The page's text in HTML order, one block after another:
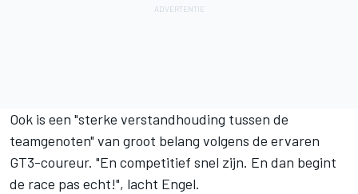
Ook is een "sterke verstandhouding tussen de
teamgenoten" van groot belang volgens de ervaren
GT3-coureur. "En competitief snel zijn. En dan begint
de race pas echt!", lacht Engel.